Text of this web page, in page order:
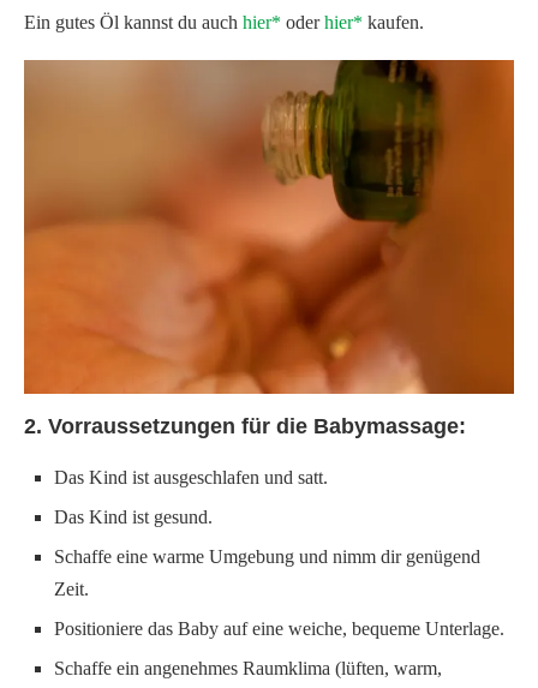
Ein gutes Öl kannst du auch hier* oderhier* kaufen.
2. Vorraussetzungen für die Babymassage:
Das Kind ist ausgeschlafen und satt.
Das Kind ist gesund.
Schaffe eine warme Umgebung und nimm dir genügend
Zeit.
Positioniere das Baby auf eine weiche, bequeme Unterlage.
Schaffe ein angenehmes Raumklima (lüften, warm,